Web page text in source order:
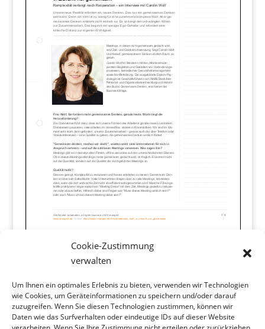
Cookie-Zustimmung
verwalten
Um Ihnen ein optimales Erlebnis zu bieten, verwenden wir Technologien
wie Cookies, um Geräteinformationen zu speichern und/oder darauf
zuzugreifen. Wenn Sie diesen Technologien zustimmen, können wir
Daten wie das Surfverhalten oder eindeutige IDs auf dieser Website
Personal- und Organisationsentwicklung
Stubertal 28, 45149 Essen